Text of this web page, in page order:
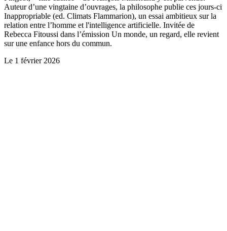
Auteur d’une vingtaine d’ouvrages, la philosophe publie ces jours-ci
Inappropriable (ed. Climats Flammarion), un essai ambitieux sur la
relation entre l’homme et l'intelligence artificielle. Invitée de
Rebecca Fitoussi dans l’émission Un monde, un regard, elle revient
sur une enfance hors du commun.
Le 1 février 2026